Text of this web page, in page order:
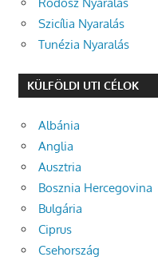
Szicília Nyaralás
Tunézia Nyaralás
KÜLFÖLDI UTI CÉLOK
Albánia
Anglia
Ausztria
Bosznia Hercegovina
Bulgária
Ciprus
Csehország